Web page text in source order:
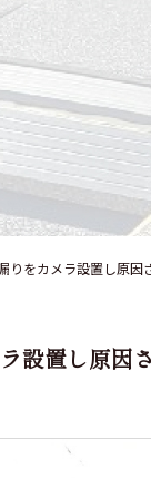
りをカメラ設置し原因
設置し原因